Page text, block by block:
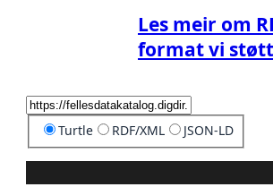
Les meir om
format vi
Turtle RDF/XML JSON-LD